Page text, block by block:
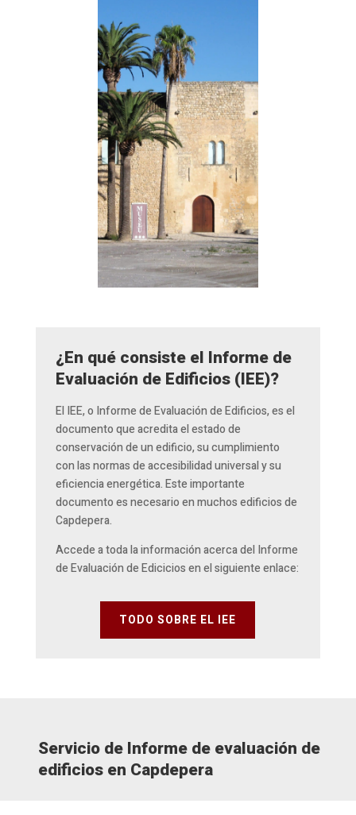
¿En qué consiste el Informe de
Evaluación de Edificios (IEE)?
El IEE, o Informe de Evaluación de Edificios, es el
documento que acredita el estado de
conservación de un edificio, su cumplimiento
con las normas de accesibilidad universal y su
eficiencia energética. Este importante
documento es necesario en muchos edificios de
Capdepera.
Accede a toda la información acerca del Informe
de Evaluación de Edicicios en el siguiente enlace:
TODO SOBRE EL IEE
Servicio de Informe de evaluación de
edificios en Capdepera